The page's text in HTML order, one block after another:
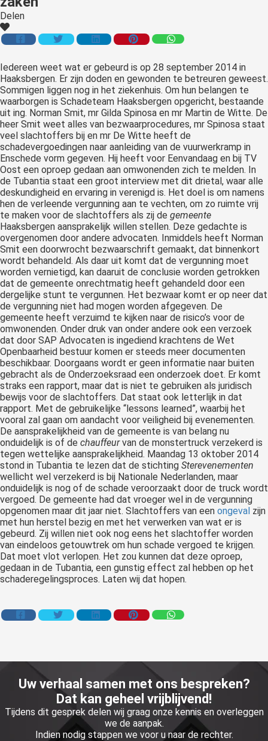
Delen
Iedereen weet wat er gebeurd is op 28 september 2014 in
Haaksbergen. Er zijn doden en gewonden te betreuren geweest.
Sommigen liggen nog in het ziekenhuis. Om hun belangen te
waarborgen is Schadeteam Haaksbergen opgericht, bestaande
uit ing. Norman Smit, mr Gilda Spinosa en mr Martin de Witte. De
heer Smit weet alles van bezwaarprocedures, mr Spinosa staat
veel slachtoffers bij en mr De Witte heeft de
schadevergoedingen naar aanleiding van de vuurwerkramp in
Enschede vorm gegeven. Hij heeft voor Eenvandaag en bij TV
Oost een oproep gedaan aan omwonenden zich te melden. In
de Tubantia staat een groot interview met dit drietal, waar alle
deskundigheid en ervaring in verenigd is. Het doel is om namens
hen de verleende vergunning aan te vechten, om zo ruimte vrij
te maken voor de slachtoffers als zij de gemeente
Haaksbergen aansprakelijk willen stellen. Deze gedachte is
overgenomen door andere advocaten. Inmiddels heeft Norman
Smit een doorwrocht bezwaarschrift gemaakt, dat binnenkort
wordt behandeld. Als daar uit komt dat de vergunning moet
worden vernietigd, kan daaruit de conclusie worden getrokken
dat de gemeente onrechtmatig heeft gehandeld door een
dergelijke stunt te vergunnen. Het bezwaar komt er op neer dat
de vergunning niet had mogen worden afgegeven. De
gemeente heeft verzuimd te kijken naar de risico’s voor de
omwonenden. Onder druk van onder andere ook een verzoek
dat door SAP Advocaten is ingediend krachtens de Wet
Openbaarheid bestuur komen er steeds meer documenten
beschikbaar. Doorgaans wordt er geen informatie naar buiten
gebracht als de Onderzoeksraad een onderzoek doet. Er komt
straks een rapport, maar dat is niet te gebruiken als juridisch
bewijs voor de slachtoffers. Dat staat ook letterlijk in dat
rapport. Met de gebruikelijke “lessons learned”, waarbij het
vooral zal gaan om aandacht voor veiligheid bij evenementen.
De aansprakelijkheid van de gemeente is van belang nu
onduidelijk is of de chauffeurvan de monstertruck verzekerd is
tegen wettelijke aansprakelijkheid. Maandag 13 oktober 2014
stond in Tubantia te lezen dat de stichting Sterevenementen
wellicht wel verzekerd is bij Nationale Nederlanden, maar
onduidelijk is nog of de schade veroorzaakt door de truck wordt
vergoed. De gemeente had dat vroeger wel in de vergunning
opgenomen maar dit jaar niet. Slachtoffers van een ongeval zijn
met hun herstel bezig en met het verwerken van wat er is
gebeurd. Zij willen niet ook nog eens het slachtoffer worden
van eindeloos getouwtrek om hun schade vergoed te krijgen.
Dat moet vlot verlopen. Het zou kunnen dat deze oproep,
gedaan in de Tubantia, een gunstig effect zal hebben op het
schaderegelingsproces. Laten wij dat hopen.
Uw verhaal samen met ons bespreken?
Dat kan geheel vrijblijvend!
Tijdens dit gesprek delen wij graag onze kennis en overleggen
we de aanpak.
Indien nodig stappen we voor u naar de rechter.